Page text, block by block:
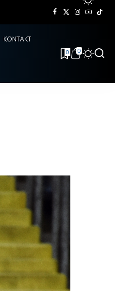
KONTAKT
0 0